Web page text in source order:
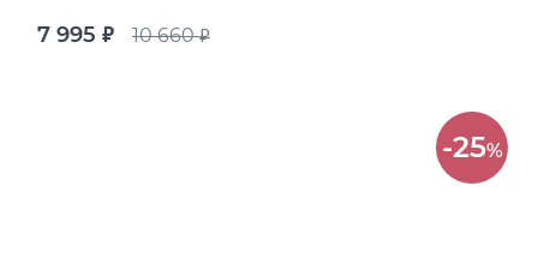
7 995 руб. 10 660руб.
-25%